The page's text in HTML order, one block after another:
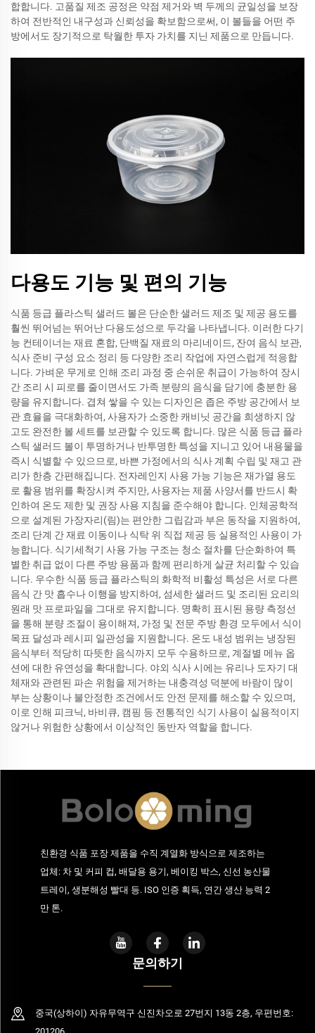
합합니다. 고품질 제조 공정은 약점 제거와 벽 두께의 균일성을 보장
하여 전반적인 내구성과 신뢰성을 확보함으로써, 이 볼들을 어떤 주
방에서도 장기적으로 탁월한 투자 가치를 지닌 제품으로 만듭니다.
다용도 기능 및 편의 기능
식품 등급 플라스틱 샐러드 볼은 단순한 샐러드 제조 및 제공 용도를
훨씬 뛰어넘는 뛰어난 다용도성으로 두각을 나타냅니다. 이러한 다기
능 컨테이너는 재료 혼합, 단백질 재료의 마리네이드, 잔여 음식 보관,
식사 준비 구성 요소 정리 등 다양한 조리 작업에 자연스럽게 적응합
니다. 가벼운 무게로 인해 조리 과정 중 손쉬운 취급이 가능하여 장시
간 조리 시 피로를 줄이면서도 가족 분량의 음식을 담기에 충분한 용
량을 유지합니다. 겹쳐 쌓을 수 있는 디자인은 좁은 주방 공간에서 보
관 효율을 극대화하여, 사용자가 소중한 캐비닛 공간을 희생하지 않
고도 완전한 볼 세트를 보관할 수 있도록 합니다. 많은 식품 등급 플라
스틱 샐러드 볼이 투명하거나 반투명한 특성을 지니고 있어 내용물을
즉시 식별할 수 있으므로, 바쁜 가정에서의 식사 계획 수립 및 재고 관
리가 한층 간편해집니다. 전자레인지 사용 가능 기능은 재가열 용도
로 활용 범위를 확장시켜 주지만, 사용자는 제품 사양서를 반드시 확
인하여 온도 제한 및 권장 사용 지침을 준수해야 합니다. 인체공학적
으로 설계된 가장자리(림)는 편안한 그립감과 부은 동작을 지원하여,
조리 단계 간 재료 이동이나 식탁 위 직접 제공 등 실용적인 사용이 가
능합니다. 식기세척기 사용 가능 구조는 청소 절차를 단순화하여 특
별한 취급 없이 다른 주방 용품과 함께 편리하게 살균 처리할 수 있습
니다. 우수한 식품 등급 플라스틱의 화학적 비활성 특성은 서로 다른
음식 간 맛 흡수나 이행을 방지하여, 섬세한 샐러드 및 조리된 요리의
원래 맛 프로파일을 그대로 유지합니다. 명확히 표시된 용량 측정선
을 통해 분량 조절이 용이해져, 가정 및 전문 주방 환경 모두에서 식이
목표 달성과 레시피 일관성을 지원합니다. 온도 내성 범위는 냉장된
음식부터 적당히 따뜻한 음식까지 모두 수용하므로, 계절별 메뉴 옵
션에 대한 유연성을 확대합니다. 야외 식사 시에는 유리나 도자기 대
체재와 관련된 파손 위험을 제거하는 내충격성 덕분에 바람이 많이
부는 상황이나 불안정한 조건에서도 안전 문제를 해소할 수 있으며,
이로 인해 피크닉, 바비큐, 캠핑 등 전통적인 식기 사용이 실용적이지
않거나 위험한 상황에서 이상적인 동반자 역할을 합니다.
친환경 식품 포장 제품을 수직 계열화 방식으로 제조하는
업체: 차 및 커피 컵, 배달용 용기, 베이킹 박스, 신선 농산물
트레이, 생분해성 빨대 등. ISO 인증 획득, 연간 생산 능력 2
만 톤.
문의하기
중국(상하이) 자유무역구 신진차오로 27번지 13동 2층, 우편번호: